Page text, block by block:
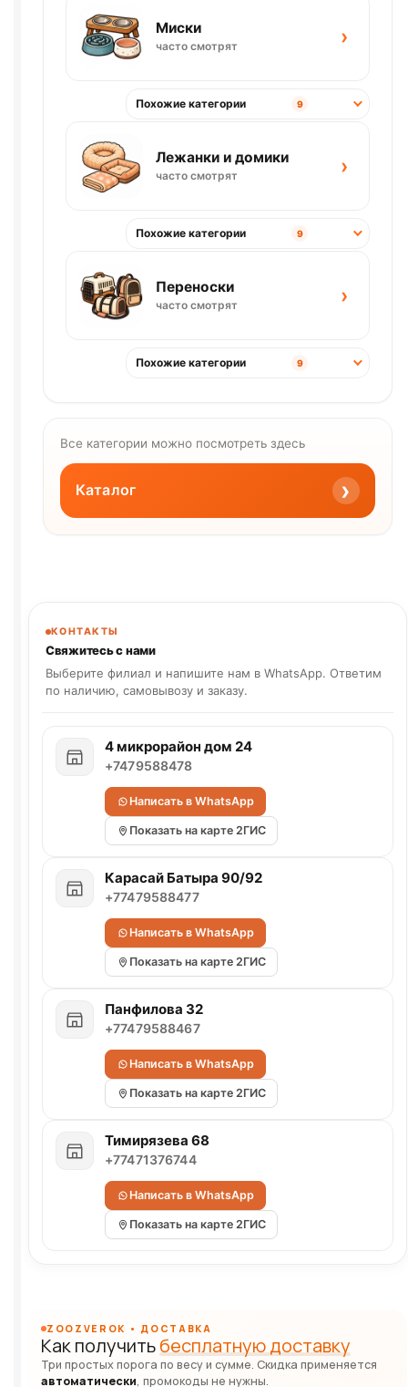
Миски
часто смотрят ›
Похожие категории 9
Лежанки и домики
часто смотрят ›
Похожие категории 9
Переноски
часто смотрят ›
Похожие категории 9
Все категории можно посмотреть здесь
Каталог ›
КОНТАКТЫ
Свяжитесь с нами
Выберите филиал и напишите нам в WhatsApp. Ответим
по наличию, самовывозу и заказу.
4 микрорайон дом 24
+7479588478
Написать в WhatsApp
Показать на карте 2ГИС
Карасай Батыра 90/92
+77479588477
Написать в WhatsApp
Показать на карте 2ГИС
Панфилова 32
+77479588467
Написать в WhatsApp
Показать на карте 2ГИС
Тимирязева 68
+77471376744
Написать в WhatsApp
Показать на карте 2ГИС
ZOOZVEROK • ДОСТАВКА
Как получитьбесплатную доставку
Три простых порога по весу и сумме. Скидка применяется
автоматически, промокоды не нужны.